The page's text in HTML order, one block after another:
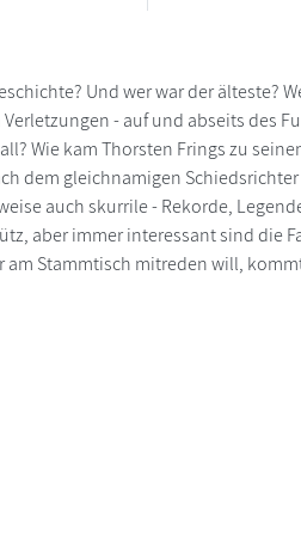
Und wer war der älteste?
- auf und abseits des
Wie kam Thorsten Frings zu
dem gleichnamigen
auch skurrile - Rekorde,
aber immer interessant sind die
am Stammtisch mitreden will,